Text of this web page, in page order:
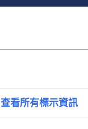
查看所有標示資訊